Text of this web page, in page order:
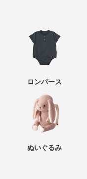
ロンパース
ぬいぐるみ